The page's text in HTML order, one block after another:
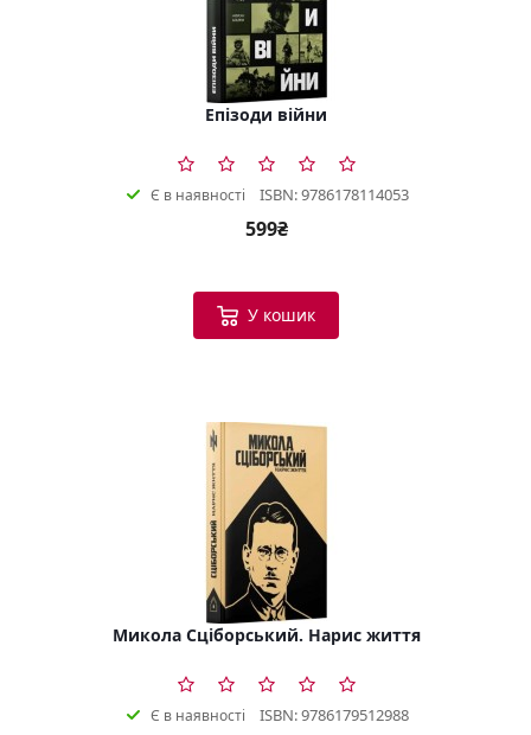
Епізоди війни
Є в наявності ISBN: 9786178114053
599₴
У кошик
Микола Сціборський. Нарис життя
Є в наявності ISBN: 9786179512988